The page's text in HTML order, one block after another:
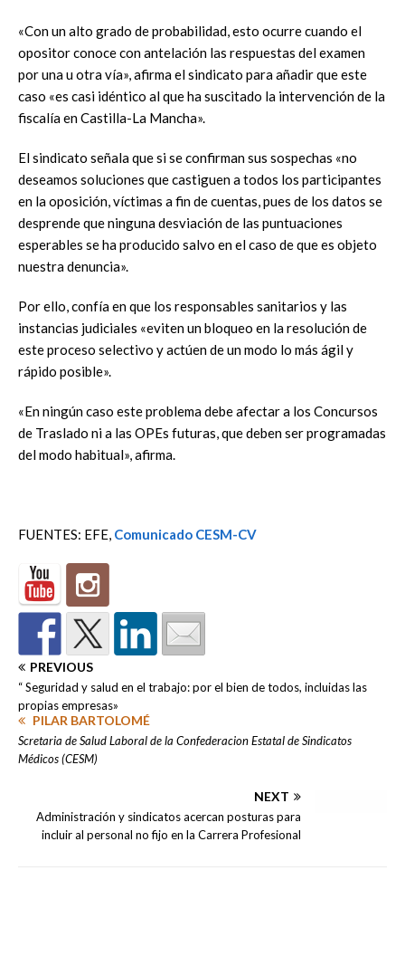
«Con un alto grado de probabilidad, esto ocurre cuando el
opositor conoce con antelación las respuestas del examen
por una u otra vía», afirma el sindicato para añadir que este
caso «es casi idéntico al que ha suscitado la intervención de la
fiscalía en Castilla-La Mancha».
El sindicato señala que si se confirman sus sospechas «no
deseamos soluciones que castiguen a todos los participantes
en la oposición, víctimas a fin de cuentas, pues de los datos se
desprende que ninguna desviación de las puntuaciones
esperables se ha producido salvo en el caso de que es objeto
nuestra denuncia».
Por ello, confía en que los responsables sanitarios y las
instancias judiciales «eviten un bloqueo en la resolución de
este proceso selectivo y actúen de un modo lo más ágil y
rápido posible».
«En ningún caso este problema debe afectar a los Concursos
de Traslado ni a las OPEs futuras, que deben ser programadas
del modo habitual», afirma.
FUENTES: EFE, Comunicado CESM-CV
PREVIOUS
“ Seguridad y salud en el trabajo: por el bien de todos, incluidas las
propias empresas»
PILAR BARTOLOMÉ
Scretaria de Salud Laboral de la Confederacion Estatal de Sindicatos
Médicos (CESM)
NEXT
Administración y sindicatos acercan posturas para
incluir al personal no fijo en la Carrera Profesional